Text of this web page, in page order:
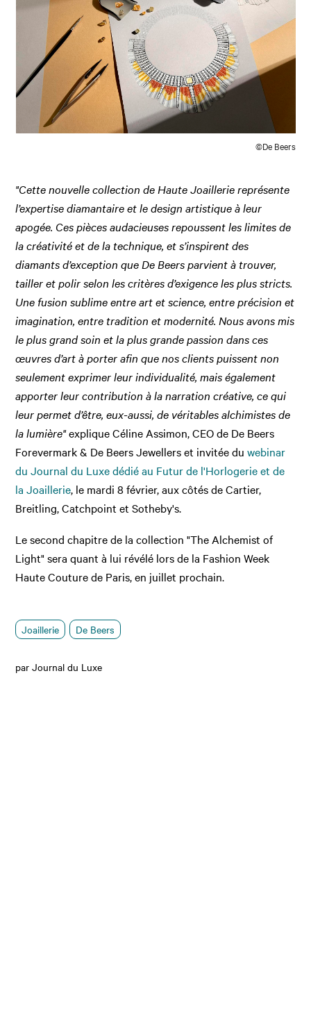
©De Beers
"Cette nouvelle collection de Haute Joaillerie représente
l’expertise diamantaire et le design artistique à leur
apogée. Ces pièces audacieuses repoussent les limites de
la créativité et de la technique, et s’inspirent des
diamants d’exception que De Beers parvient à trouver,
tailler et polir selon les critères d’exigence les plus stricts.
Une fusion sublime entre art et science, entre précision et
imagination, entre tradition et modernité. Nous avons mis
le plus grand soin et la plus grande passion dans ces
œuvres d’art à porter afin que nos clients puissent non
seulement exprimer leur individualité, mais également
apporter leur contribution à la narration créative, ce qui
leur permet d’être, eux-aussi, de véritables alchimistes de
la lumière"explique Céline Assimon, CEO de De Beers
Forevermark & De Beers Jewellers et invitée duwebinar
du Journal du Luxe dédié au Futur de l'Horlogerie et de
la Joaillerie, le mardi 8 février, aux côtés de Cartier,
Breitling, Catchpoint et Sotheby's.
Le second chapitre de la collection "The Alchemist of
Light" sera quant à lui révélé lors de la Fashion Week
Haute Couture de Paris, en juillet prochain.
Joaillerie De Beers
par Journal du Luxe